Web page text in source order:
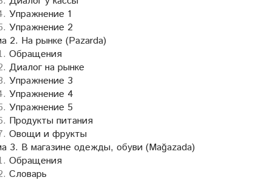
Упражнение 1
Упражнение 2
2. На рынке (Pazarda)
Обращения
Диалог на рынке
Упражнение 3
Упражнение 4
Упражнение 5
Продукты питания
Овощи и фрукты
3. В магазине одежды, обуви (Mağazada)
Обращения
Словарь